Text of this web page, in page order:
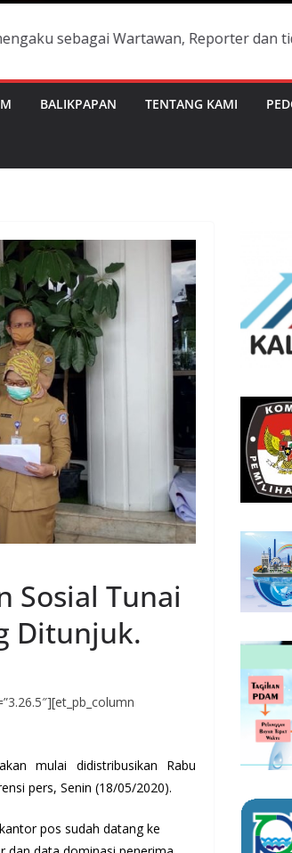
Wartawan, Reporter dan tidak bisa
BALIKPAPAN TENTANG KAMI
Sosial Tunai
Ditunjuk.
mulai didistribusikan Rabu
pers, Senin (18/05/2020).
pos sudah datang ke